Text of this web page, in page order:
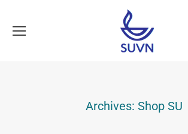
Archives: Shop SU